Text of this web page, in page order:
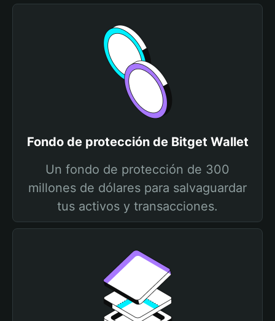
Fondo de protección de Bitget Wallet
Un fondo de protección de 300
millones de dólares para salvaguardar
tus activos y transacciones.